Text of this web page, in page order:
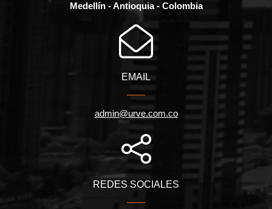
Medellín - Antioquia - Colombia
EMAIL
admin@urve.com.co
REDES SOCIALES